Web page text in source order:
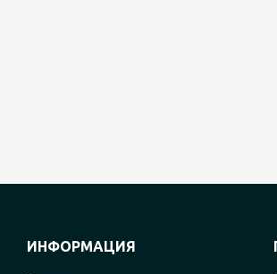
ИНФОРМАЦИЯ